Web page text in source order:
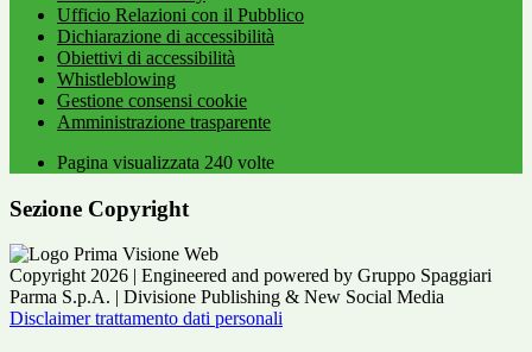
Ufficio Relazioni con il Pubblico
Dichiarazione di accessibilità
Obiettivi di accessibilità
Whistleblowing
Gestione consensi cookie
Amministrazione trasparente
Pagina visualizzata 240 volte
Sezione Copyright
Copyright 2026 | Engineered and powered by Gruppo Spaggiari
Parma S.p.A. | Divisione Publishing & New Social Media
Disclaimer trattamento dati personali